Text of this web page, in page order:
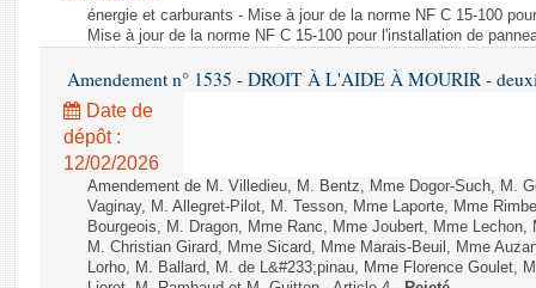
énergie et carburants - Mise à jour de la norme NF C 15-100
Mise à jour de la norme NF C 15-100 pour l'installation de
Amendement n° 1535 - DROIT À L'AIDE À MOURIR -
Date de
dépôt :
12/02/2026
Amendement de M. Villedieu, M. Bentz, Mme Dogor-Such, M.
Vaginay, M. Allegret-Pilot, M. Tesson, Mme Laporte, Mme
Bourgeois, M. Dragon, Mme Ranc, Mme Joubert, Mme
M. Christian Girard, Mme Sicard, Mme Marais-Beuil, Mme
Lorho, M. Ballard, M. de L&#233;pinau, Mme Florence Goulet,